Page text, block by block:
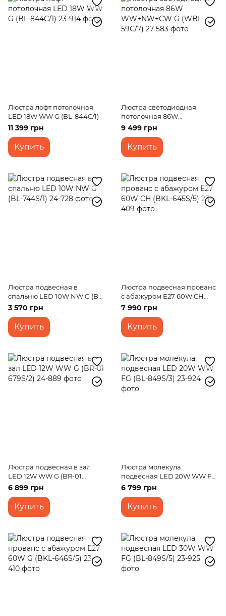
Люстра лофт потолочная
LED 18W WW G (BL-844C/1)
11 399 грн
Купить
Люстра светодиодная
потолочная 86W
WW+NW+CW G (WBL-59C/7)
9 499 грн
Купить
Люстра подвесная в
спальню LED 10W NW G (BL-
744S/1)
3 570 грн
Купить
Люстра подвесная прованс
с абажуром E27 60W CH
(BKL-645S/5)
7 990 грн
Купить
Люстра подвесная в зал
LED 12W WW G (BR-01
679S/2)
6 899 грн
Купить
Люстра молекула
подвесная LED 20W WW FG
(BL-849S/3)
6 799 грн
Купить